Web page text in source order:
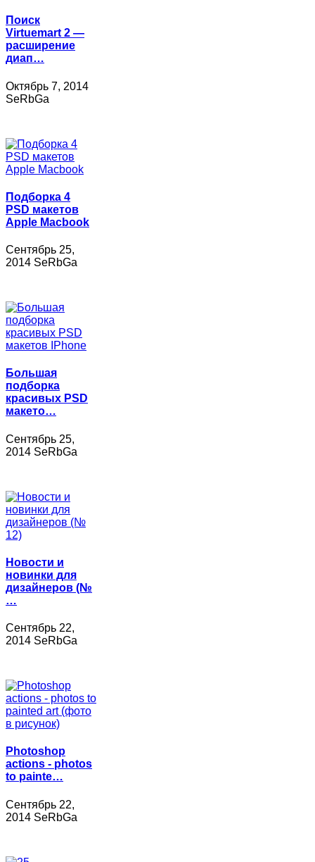
Поиск
Virtuemart 2 —
расширение
диап…
Октябрь 7, 2014
SeRbGa
Подборка 4
PSD макетов
Apple Macbook
Сентябрь 25,
2014 SeRbGa
Большая
подборка
красивых PSD
макето…
Сентябрь 25,
2014 SeRbGa
Новости и
новинки для
дизайнеров (№
…
Сентябрь 22,
2014 SeRbGa
Photoshop
actions - photos
to painte…
Сентябрь 22,
2014 SeRbGa